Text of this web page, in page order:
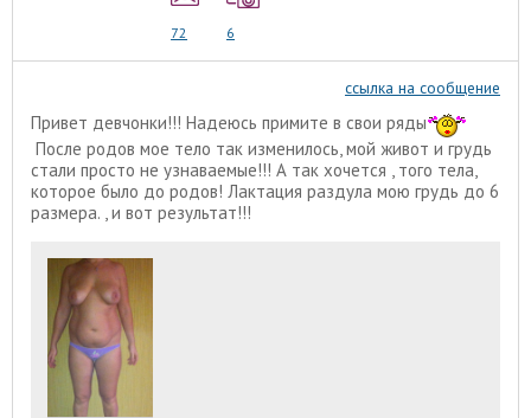
72 6
ссылка на сообщение
Привет девчонки!!! Надеюсь примите в свои ряды
После родов мое тело так изменилось, мой живот и грудь
стали просто не узнаваемые!!! А так хочется , того тела,
которое было до родов! Лактация раздула мою грудь до 6
размера. , и вот результат!!!